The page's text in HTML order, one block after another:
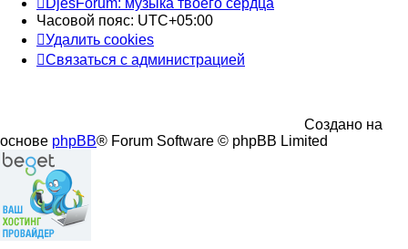
DjesForum: музыка твоего сердца
Часовой пояс: UTC+05:00
Удалить cookies
Связаться с администрацией
Создано на
основе phpBB® Forum Software © phpBB Limited